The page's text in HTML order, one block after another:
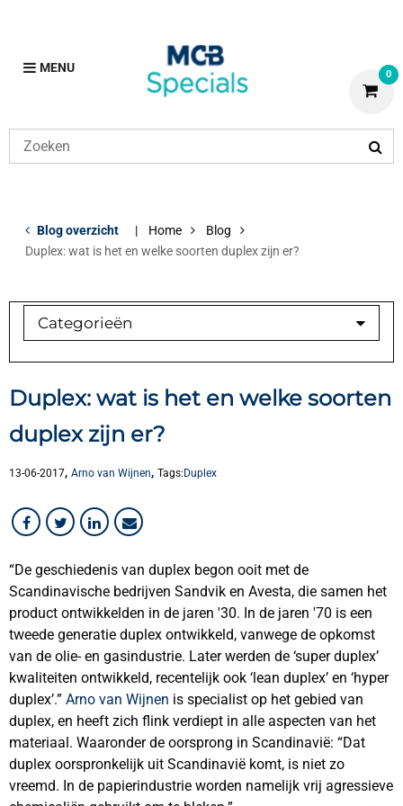
MENU 0
Blog overzicht Home
Blog
Duplex: wat is het en welke soorten duplex zijn er?
Categorieën
Koper
Medewerker in beeld
Messing
Non-ferro
Overig
Titanium
Duplex: wat is het en welke soorten
duplex zijn er?
13-06-2017, Arno van Wijnen, Tags: Duplex
“De geschiedenis van duplex begon ooit met de
Scandinavische bedrijven Sandvik en Avesta, die samen het
product ontwikkelden in de jaren '30. In de jaren '70 is een
tweede generatie duplex ontwikkeld, vanwege de opkomst
van de olie- en gasindustrie. Later werden de ‘super duplex’
kwaliteiten ontwikkeld, recentelijk ook ‘lean duplex’ en ‘hyper
duplex’.” Arno van Wijnen is specialist op het gebied van
duplex, en heeft zich flink verdiept in alle aspecten van het
materiaal. Waaronder de oorsprong in Scandinavië: “Dat
duplex oorspronkelijk uit Scandinavië komt, is niet zo
vreemd. In de papierindustrie worden namelijk vrij agressieve